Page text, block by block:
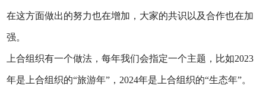
在这方面做出的努力也在增加，大家的共识以及合作也在加
强。
上合组织有一个做法，每年我们会指定一个主题，比如2023
年是上合组织的“旅游年”，2024年是上合组织的“生态年”。